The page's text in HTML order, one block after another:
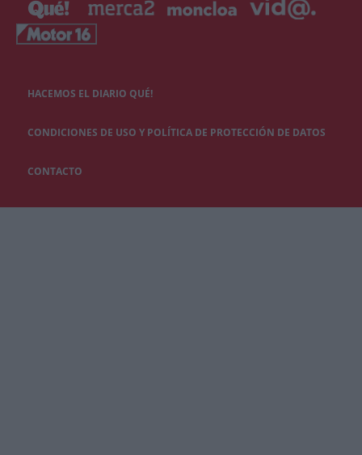
HACEMOS EL DIARIO QUÉ!
CONDICIONES DE USO Y POLÍTICA DE PROTECCIÓN DE DATOS
CONTACTO